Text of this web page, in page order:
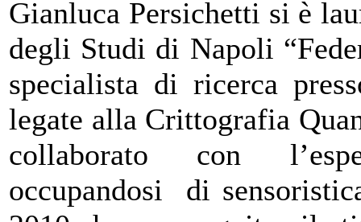
Gianluca Persichetti si è
degli Studi di Napoli
specialista di ricerca
legate alla Crittografia
collaborato con
occupandosi di